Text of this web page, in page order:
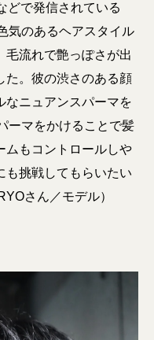
どで発信されている
気のあるヘアスタイル
毛流れで艶っぽさが出
た。彼の渋さのある顔
なニュアンスパーマを
ーマをかけることで髪
ムもコントロールしや
も挑戦してもらいたい
さん／モデル）